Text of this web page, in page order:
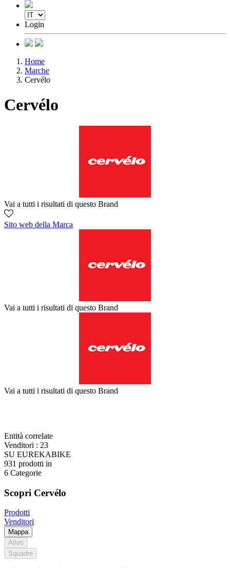
Login
Home
Marche
Cervélo
Cervélo
Vai a tutti i risultati di questo Brand
Sito web della Marca
Vai a tutti i risultati di questo Brand
Vai a tutti i risultati di questo Brand
Entità correlate
Venditori : 23
SU EUREKABIKE
931 prodotti in
6 Categorie
Scopri Cervélo
Prodotti
Venditori
Mappa
Atleti
Squadre